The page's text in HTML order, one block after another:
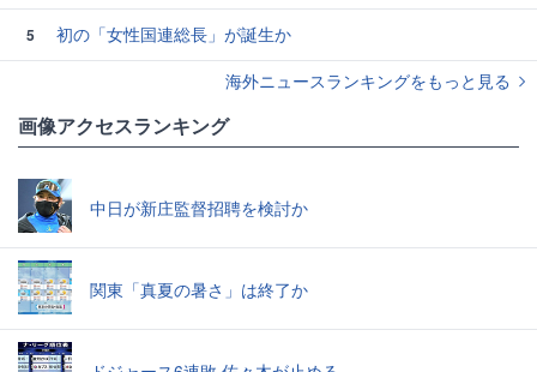
5
初の「女性国連総長」が誕生か
海外ニュースランキングをもっと見る
画像アクセスランキング
中日が新庄監督招聘を検討か
関東「真夏の暑さ」は終了か